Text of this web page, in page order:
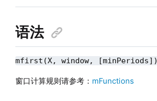
语法
mfirst(X, window, [minPeriods])
窗口计算规则请参考： mFunctions